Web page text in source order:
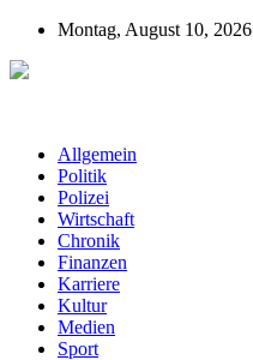
Montag, August 10, 2026
Allgemein
Politik
Polizei
Wirtschaft
Chronik
Finanzen
Karriere
Kultur
Medien
Sport